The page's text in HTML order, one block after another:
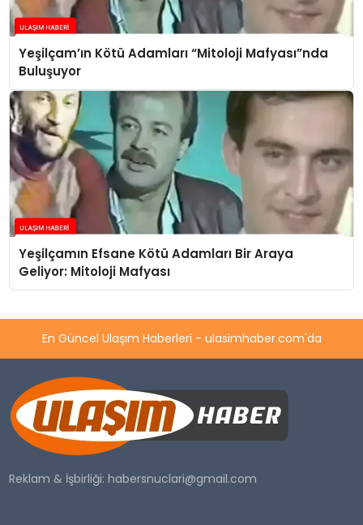
Yeşilçam’ın Kötü Adamları “Mitoloji Mafyası”nda
Buluşuyor
Yeşilçamın Efsane Kötü Adamları Bir Araya
Geliyor: Mitoloji Mafyası
En Güncel Ulaşım Haberleri - ulasimhaber.com'da
Reklam & İşbirliği:habersnuclari@gmail.com